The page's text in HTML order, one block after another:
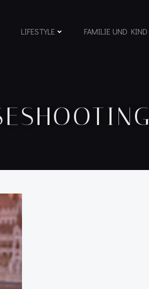
LIFESTYLE FAMILIE UND KIND